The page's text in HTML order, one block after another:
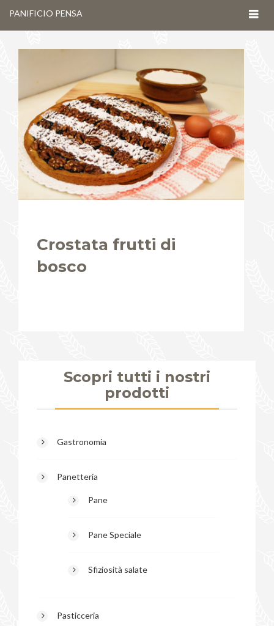
PANIFICIO PENSA
Crostata frutti di
bosco
Scopri tutti i nostri
prodotti
Gastronomia
Panetteria
Pane
Pane Speciale
Sfiziosità salate
Pasticceria